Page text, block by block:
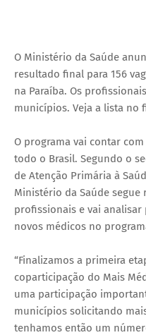
O Ministério da Saúde
resultado final para 156
na Paraíba. Os
municípios. Veja a lista no
O programa vai contar
todo o Brasil. Segundo o
de Atenção Primária à
Ministério da Saúde
profissionais e vai
novos médicos no
“Finalizamos a primeira
coparticipação do Mais
uma participação
municípios solicitando
tenhamos então um